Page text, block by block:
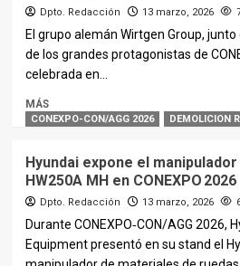
Dpto. Redacción 13 marzo, 2026
El grupo alemán Wirtgen Group,
de los grandes protagonistas de
celebrada en...
MÁS
CONEXPO-CON/AGG 2026 DEMOLICION
Hyundai expone el
HW250A MH en CONEXPO 2026
Dpto. Redacción 13 marzo, 2026
Durante CONEXPO‑CON/AGG 2026,
Equipment presentó en su stand el